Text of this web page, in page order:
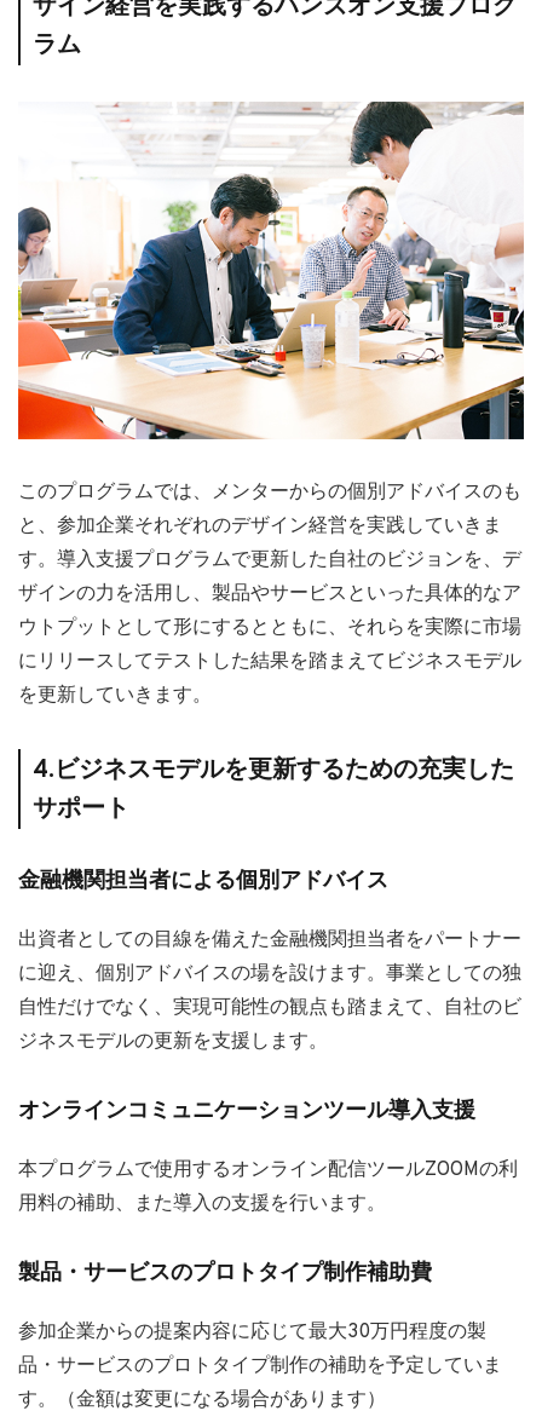
ザイン経営を実践するハンズオン支援プログ
ラム
このプログラムでは、メンターからの個別アドバイスのも
と、参加企業それぞれのデザイン経営を実践していきま
す。導入支援プログラムで更新した自社のビジョンを、デ
ザインの力を活用し、製品やサービスといった具体的なア
ウトプットとして形にするとともに、それらを実際に市場
にリリースしてテストした結果を踏まえてビジネスモデル
を更新していきます。
4.ビジネスモデルを更新するための充実した
サポート
金融機関担当者による個別アドバイス
出資者としての目線を備えた金融機関担当者をパートナー
に迎え、個別アドバイスの場を設けます。事業としての独
自性だけでなく、実現可能性の観点も踏まえて、自社のビ
ジネスモデルの更新を支援します。
オンラインコミュニケーションツール導入支援
本プログラムで使用するオンライン配信ツールZOOMの利
用料の補助、また導入の支援を行います。
製品・サービスのプロトタイプ制作補助費
参加企業からの提案内容に応じて最大30万円程度の製
品・サービスのプロトタイプ制作の補助を予定していま
す。（金額は変更になる場合があります）